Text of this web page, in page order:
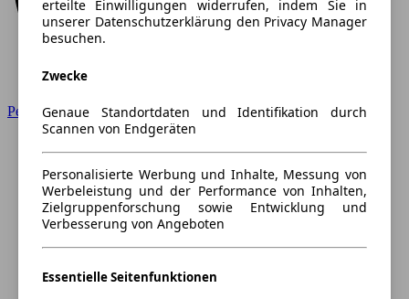
Peugeot
erteilte Einwilligungen widerrufen, indem Sie in
unserer Datenschutzerklärung den Privacy Manager
besuchen.
Zwecke
Genaue Standortdaten und Identifikation durch
Scannen von Endgeräten
Personalisierte Werbung und Inhalte, Messung von
Werbeleistung und der Performance von Inhalten,
Zielgruppenforschung sowie Entwicklung und
Verbesserung von Angeboten
Essentielle Seitenfunktionen